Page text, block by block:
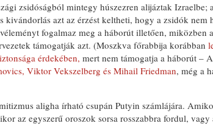
zsidóságból mintegy húszezren alijáztak Izraelbe;
kivándorlás azt az érzést keltheti, hogy a zsidók nem
fogalmaz meg a háborút illetően, miközben
támogatják azt. (Moszkva főrabbija korábban
érdekében, mert nem támogatja a háborút –
Viktor Vekszelberg és Mihail Friedman, még a
aligha írható csupán Putyin számlájára.
az egyszerű oroszok sorsa rosszabbra fordul, vagy